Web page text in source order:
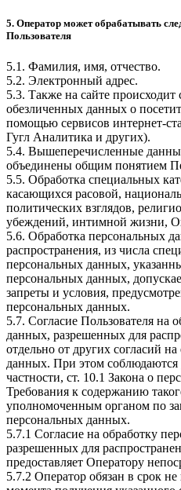
5. Оператор может обрабатывать
Пользователя
5.1. Фамилия, имя, отчество.
5.2. Электронный адрес.
5.3. Также на сайте происходит
обезличенных данных о
помощью сервисов интернет-
Гугл Аналитика и других).
5.4. Вышеперечисленные
объединены общим понятием
5.5. Обработка специальных
касающихся расовой,
политических взглядов,
убеждений, интимной жизни,
5.6. Обработка персональных
распространения, из числа
персональных данных,
персональных данных,
запреты и условия,
персональных данных.
5.7. Согласие Пользователя на
данных, разрешенных для
отдельно от других согласий
данных. При этом соблюдаются
частности, ст. 10.1 Закона о
Требования к содержанию
уполномоченным органом по
персональных данных.
5.7.1 Согласие на обработку
разрешенных для
предоставляет Оператору
5.7.2 Оператор обязан в срок